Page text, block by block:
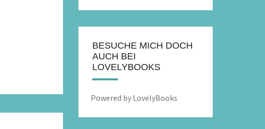
BESUCHE MICH DOCH
AUCH BEI
LOVELYBOOKS
Powered by LovelyBooks